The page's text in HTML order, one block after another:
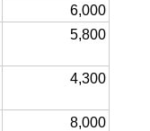
6,000
5,800
4,300
8,000